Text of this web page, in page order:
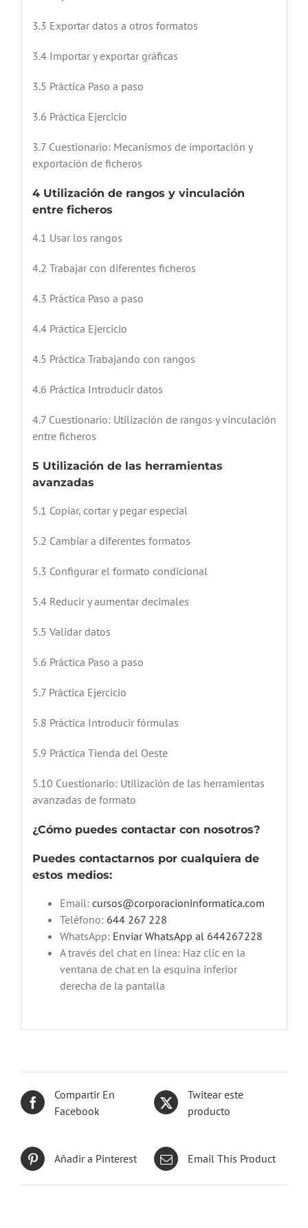
3.3 Exportar datos a otros formatos
3.4 Importar y exportar gráficas
3.5 Práctica Paso a paso
3.6 Práctica Ejercicio
3.7 Cuestionario: Mecanismos de importación y
exportación de ficheros
4 Utilización de rangos y vinculación
entre ficheros
4.1 Usar los rangos
4.2 Trabajar con diferentes ficheros
4.3 Práctica Paso a paso
4.4 Práctica Ejercicio
4.5 Práctica Trabajando con rangos
4.6 Práctica Introducir datos
4.7 Cuestionario: Utilización de rangos y vinculación
entre ficheros
5 Utilización de las herramientas
avanzadas
5.1 Copiar, cortar y pegar especial
5.2 Cambiar a diferentes formatos
5.3 Configurar el formato condicional
5.4 Reducir y aumentar decimales
5.5 Validar datos
5.6 Práctica Paso a paso
5.7 Práctica Ejercicio
5.8 Práctica Introducir fórmulas
5.9 Práctica Tienda del Oeste
5.10 Cuestionario: Utilización de las herramientas
avanzadas de formato
¿Cómo puedes contactar con nosotros?
Puedes contactarnos por cualquiera de
estos medios:
Email: cursos@corporacioninformatica.com
Teléfono: 644 267 228
WhatsApp: Enviar WhatsApp al 644267228
A través del chat en línea: Haz clic en la
ventana de chat en la esquina inferior
derecha de la pantalla
Compartir En
Facebook
Twitear este
producto
Añadir a Pinterest Email This Product